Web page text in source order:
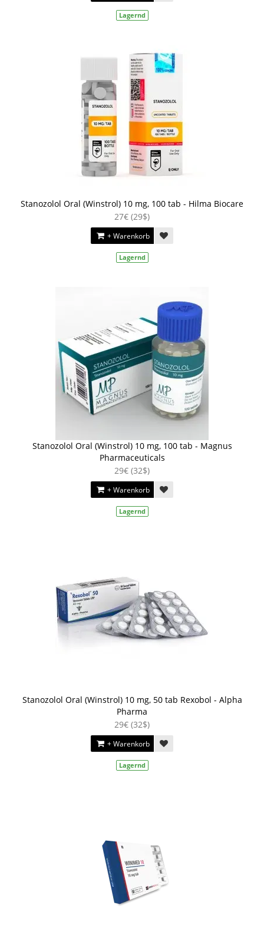
Lagernd
Stanozolol Oral (Winstrol) 10 mg, 100 tab - Hilma Biocare
27€ (29$)
+ Warenkorb
Lagernd
Stanozolol Oral (Winstrol) 10 mg, 100 tab - Magnus
Pharmaceuticals
29€ (32$)
+ Warenkorb
Lagernd
Stanozolol Oral (Winstrol) 10 mg, 50 tab Rexobol - Alpha
Pharma
29€ (32$)
+ Warenkorb
Lagernd